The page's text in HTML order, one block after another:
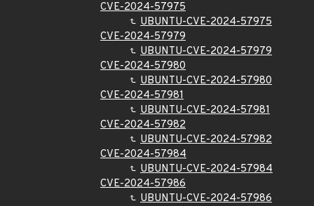
CVE-2024-57975
UBUNTU-CVE-2024-57975
CVE-2024-57979
UBUNTU-CVE-2024-57979
CVE-2024-57980
UBUNTU-CVE-2024-57980
CVE-2024-57981
UBUNTU-CVE-2024-57981
CVE-2024-57982
UBUNTU-CVE-2024-57982
CVE-2024-57984
UBUNTU-CVE-2024-57984
CVE-2024-57986
UBUNTU-CVE-2024-57986